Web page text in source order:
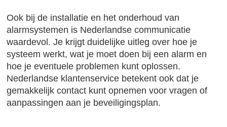
Ook bij de installatie en het onderhoud van
alarmsystemen is Nederlandse communicatie
waardevol. Je krijgt duidelijke uitleg over hoe je
systeem werkt, wat je moet doen bij een alarm en
hoe je eventuele problemen kunt oplossen.
Nederlandse klantenservice betekent ook dat je
gemakkelijk contact kunt opnemen voor vragen of
aanpassingen aan je beveiligingsplan.